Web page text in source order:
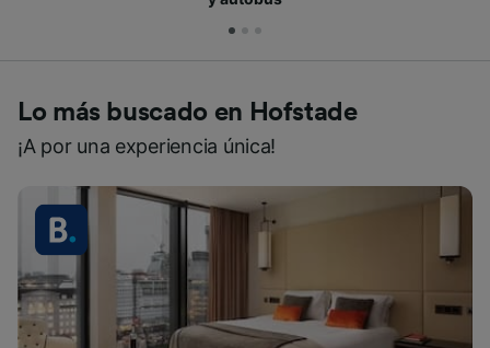
Lo más buscado en Hofstade
¡A por una experiencia única!